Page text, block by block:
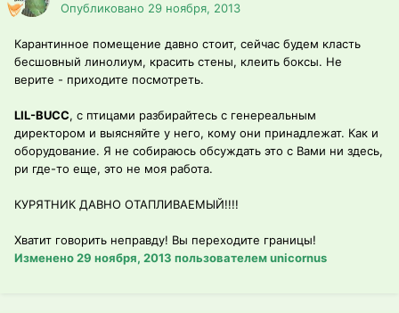
Опубликовано 29 ноября, 2013
Карантинное помещение давно стоит, сейчас будем класть
бесшовный линолиум, красить стены, клеить боксы. Не
верите - приходите посмотреть.
LIL-BUCC, с птицами разбирайтесь с генереальным
директором и выясняйте у него, кому они принадлежат. Как и
оборудование. Я не собираюсь обсуждать это с Вами ни здесь,
ри где-то еще, это не моя работа.
КУРЯТНИК ДАВНО ОТАПЛИВАЕМЫЙ!!!!
Хватит говорить неправду! Вы переходите границы!
Изменено29 ноября, 2013 пользователем unicornus